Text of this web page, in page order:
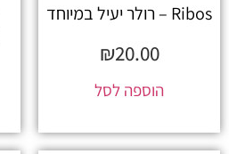
Ribos – רולר יעיל במיוחד
₪20.00
הוספה לסל